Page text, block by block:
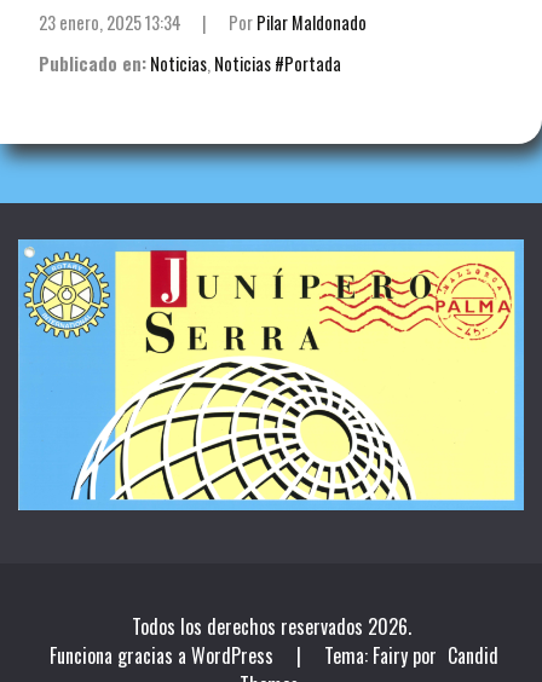
23 enero, 2025 13:34 | PorPilar Maldonado
Publicado en:Noticias,Noticias #Portada
Todos los derechos reservados 2026.
Funciona gracias a WordPress
| Tema: Fairy por Candid